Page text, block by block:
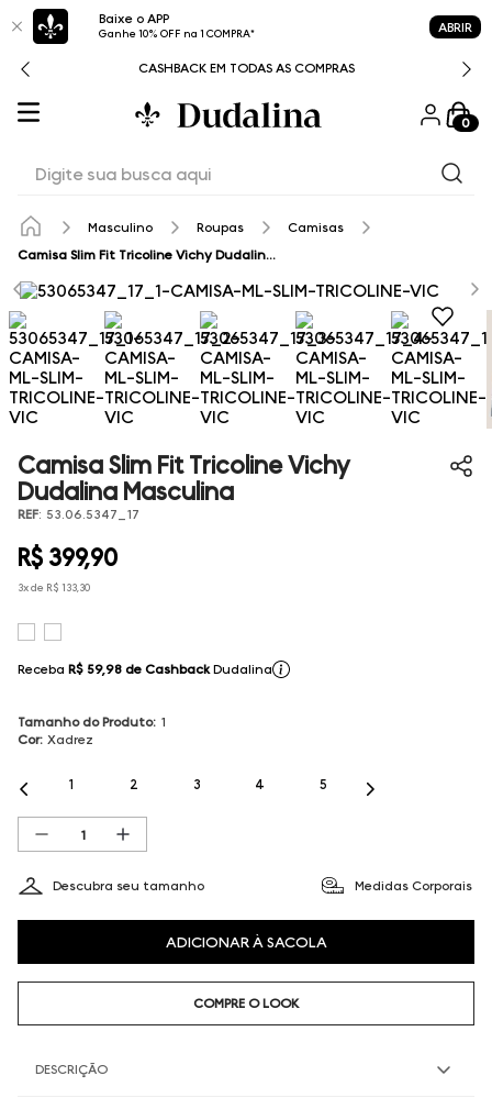
Baixe o APP
Ganhe 10% OFF na 1 COMPRA* ABRIR
CASHBACK EM TODAS AS COMPRAS
0
Masculino Roupas
Camisas
Camisa Slim Fit Tricoline Vichy Dudalina Masculina
Camisa Slim Fit Tricoline Vichy
Dudalina Masculina
REF: 53.06.5347_17
R$ 399,90
3x de R$ 133,30
Receba R$ 59,98 de Cashback Dudalina
Tamanho do Produto: 1
Cor: Xadrez
1 2 3 4 5
Descubra seu tamanho Medidas Corporais
ADICIONAR À SACOLA
COMPRE O LOOK
DESCRIÇÃO